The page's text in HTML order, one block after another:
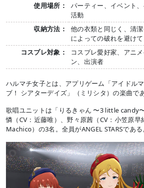
使用場所：
パーティー、イベント
活動
収納方法：
他の衣類と同じく、清
によっての破れを避けて
コスプレ対象：
コスプレ愛好家、アニ
ン、出演者
ハルマチ女子とは、アプリゲーム「アイドル
ブ！ シアターデイズ」（ミリシタ）の楽曲であ
歌唱ユニットは「りるきゃん 〜3 little candy
憐（CV：近藤唯）、野々原茜（CV：小笠原早
Machico）の3名。全員がANGEL STARSである